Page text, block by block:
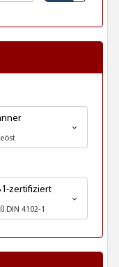
zertifiziert
DIN 4102-1